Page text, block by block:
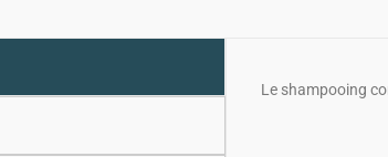
Le shampooing